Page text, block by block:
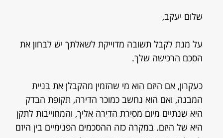
שלום יעקב,
על מנת לקבל תשובה מדוייקת לשאלתך יש לבחון את
הסכם הרכישה שלך.
כעקרון, אם היזם הוא מי שהזמין מהקבלן את בניית
המבנה, ואם הוא נחשב כמוכר הדירה, תקופת הבדק
היא שנתיים מיום מסירת הדירה אליך, והמחוייבות לתקן
היא של היזם. במקרה כזה ההסכמים הפנימיים בין היזם